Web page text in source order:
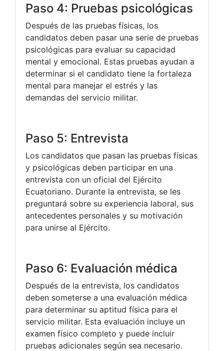
Paso 4: Pruebas psicológicas
Después de las pruebas físicas, los
candidatos deben pasar una serie de pruebas
psicológicas para evaluar su capacidad
mental y emocional. Estas pruebas ayudan a
determinar si el candidato tiene la fortaleza
mental para manejar el estrés y las
demandas del servicio militar.
Paso 5: Entrevista
Los candidatos que pasan las pruebas físicas
y psicológicas deben participar en una
entrevista con un oficial del Ejército
Ecuatoriano. Durante la entrevista, se les
preguntará sobre su experiencia laboral, sus
antecedentes personales y su motivación
para unirse al Ejército.
Paso 6: Evaluación médica
Después de la entrevista, los candidatos
deben someterse a una evaluación médica
para determinar su aptitud física para el
servicio militar. Esta evaluación incluye un
examen físico completo y puede incluir
pruebas adicionales según sea necesario.